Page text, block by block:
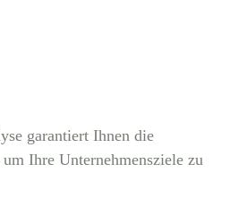
garantiert Ihnen die
Ihre Unternehmensziele zu